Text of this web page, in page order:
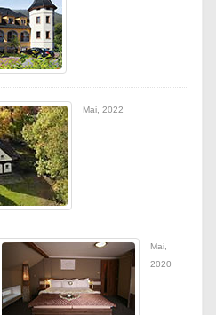
Mai, 2022
Mai,
2020